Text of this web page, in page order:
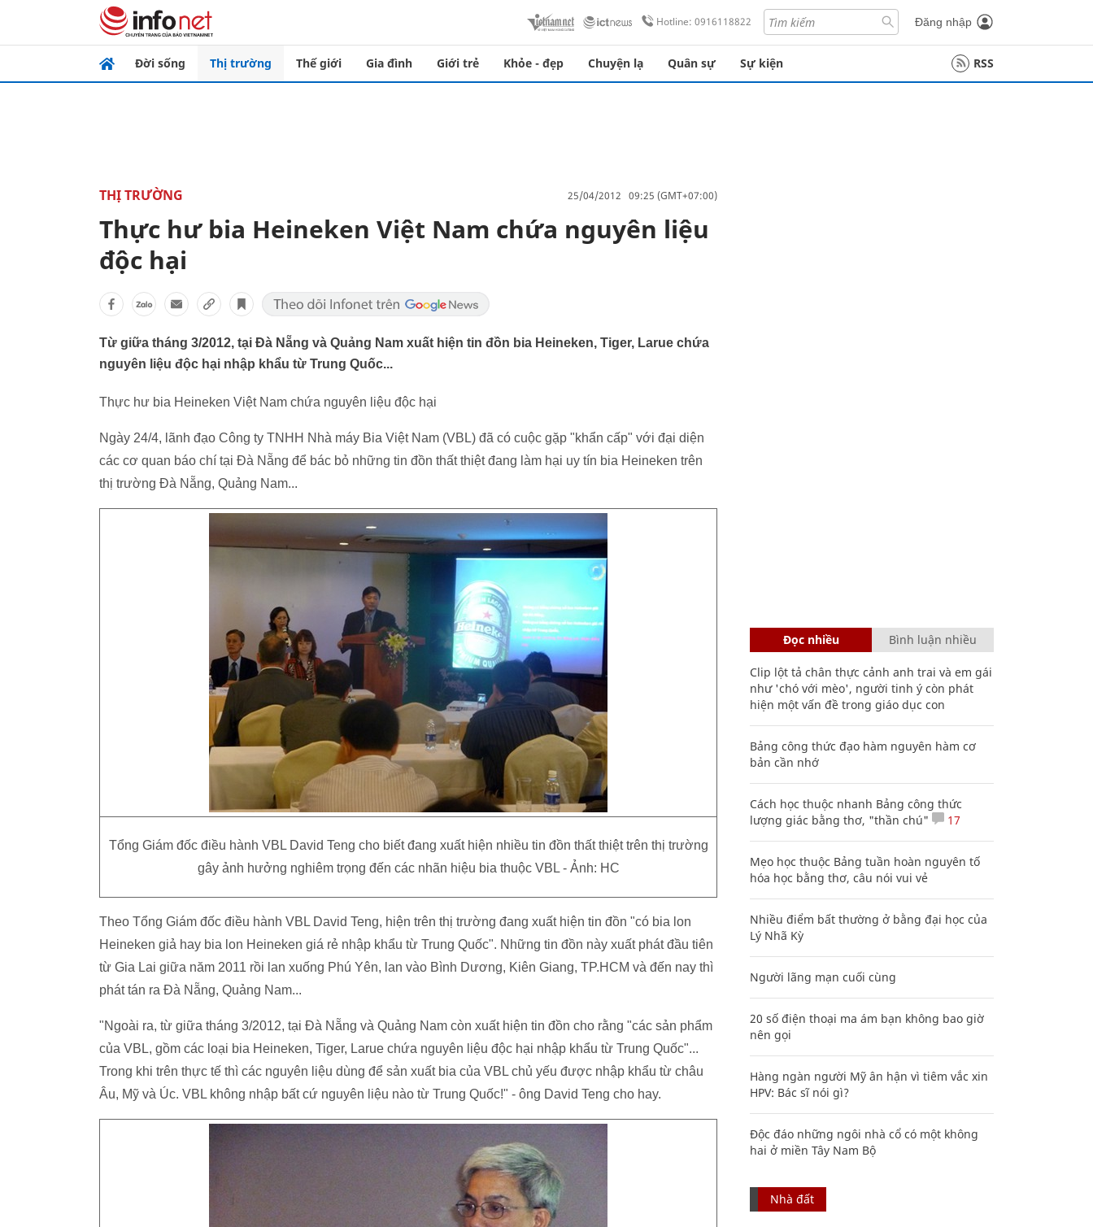
Hotline: 0916118822 Đăng nhập
Đời sống Thị trường Thế giới Gia đình Giới trẻ Khỏe - đẹp Chuyện lạ Quân sự Sự kiện RSS
THỊ TRƯỜNG 25/04/2012 09:25 (GMT+07:00)
Thực hư bia Heineken Việt Nam chứa nguyên liệu
độc hại
Từ giữa tháng 3/2012, tại Đà Nẵng và Quảng Nam xuất hiện tin đồn bia Heineken, Tiger, Larue chứa
nguyên liệu độc hại nhập khẩu từ Trung Quốc...
Thực hư bia Heineken Việt Nam chứa nguyên liệu độc hại
Ngày 24/4, lãnh đạo Công ty TNHH Nhà máy Bia Việt Nam (VBL) đã có cuộc gặp "khẩn cấp" với đại diện
các cơ quan báo chí tại Đà Nẵng để bác bỏ những tin đồn thất thiệt đang làm hại uy tín bia Heineken trên
thị trường Đà Nẵng, Quảng Nam...
Tổng Giám đốc điều hành VBL David Teng cho biết đang xuất hiện nhiều tin đồn thất thiệt trên thị trường
gây ảnh hưởng nghiêm trọng đến các nhãn hiệu bia thuộc VBL - Ảnh: HC
Theo Tổng Giám đốc điều hành VBL David Teng, hiện trên thị trường đang xuất hiện tin đồn "có bia lon
Heineken giả hay bia lon Heineken giá rẻ nhập khẩu từ Trung Quốc". Những tin đồn này xuất phát đầu tiên
từ Gia Lai giữa năm 2011 rồi lan xuống Phú Yên, lan vào Bình Dương, Kiên Giang, TP.HCM và đến nay thì
phát tán ra Đà Nẵng, Quảng Nam...
"Ngoài ra, từ giữa tháng 3/2012, tại Đà Nẵng và Quảng Nam còn xuất hiện tin đồn cho rằng "các sản phẩm
của VBL, gồm các loại bia Heineken, Tiger, Larue chứa nguyên liệu độc hại nhập khẩu từ Trung Quốc"...
Trong khi trên thực tế thì các nguyên liệu dùng để sản xuất bia của VBL chủ yếu được nhập khẩu từ châu
Âu, Mỹ và Úc. VBL không nhập bất cứ nguyên liệu nào từ Trung Quốc!" - ông David Teng cho hay.
Đọc nhiều Bình luận nhiều
Clip lột tả chân thực cảnh anh trai và em gái
như 'chó với mèo', người tinh ý còn phát
hiện một vấn đề trong giáo dục con
Bảng công thức đạo hàm nguyên hàm cơ
bản cần nhớ
Cách học thuộc nhanh Bảng công thức
lượng giác bằng thơ, "thần chú"
17
Mẹo học thuộc Bảng tuần hoàn nguyên tố
hóa học bằng thơ, câu nói vui vẻ
Nhiều điểm bất thường ở bằng đại học của
Lý Nhã Kỳ
Người lãng mạn cuối cùng
20 số điện thoại ma ám bạn không bao giờ
nên gọi
Hàng ngàn người Mỹ ân hận vì tiêm vắc xin
HPV: Bác sĩ nói gì?
Độc đáo những ngôi nhà cổ có một không
hai ở miền Tây Nam Bộ
Nhà đất